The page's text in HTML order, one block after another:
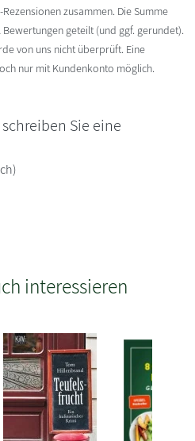
zusammen. Die Summe
geteilt (und ggf. gerundet).
von uns nicht überprüft. Eine
nur mit Kundenkonto möglich.
Sie eine
interessieren